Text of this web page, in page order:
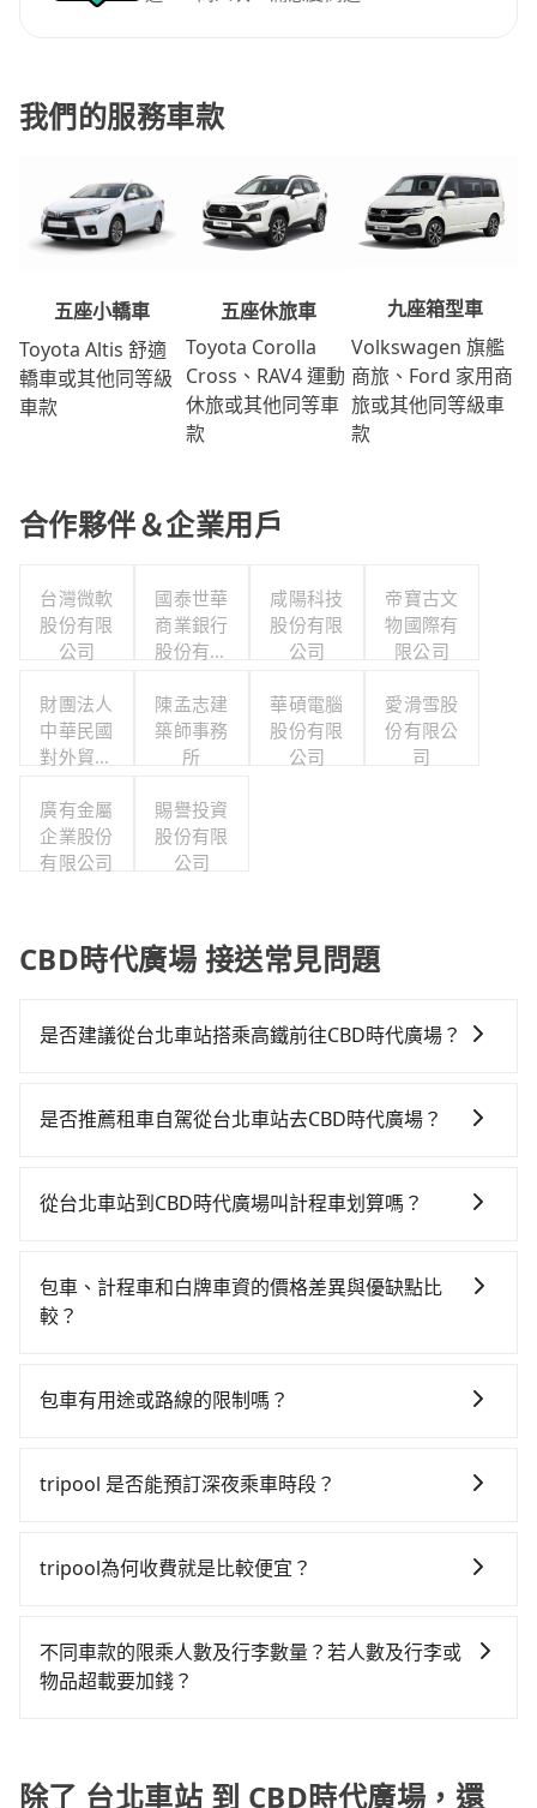
我們的服務車款
五座小轎車
Toyota Altis 舒適
轎車或其他同等級
車款
五座休旅車
Toyota Corolla
Cross、RAV4 運動
休旅或其他同等車
款
九座箱型車
Volkswagen 旗艦
商旅、Ford 家用商
旅或其他同等級車
款
合作夥伴＆企業用戶
台灣微軟
股份有限
公司
國泰世華
商業銀行
股份有限
咸陽科技
股份有限
公司
帝寶古文
物國際有
限公司
財團法人
中華民國
對外貿易
陳孟志建
築師事務
所
華碩電腦
股份有限
公司
愛滑雪股
份有限公
司
廣有金屬
企業股份
有限公司
賜譽投資
股份有限
公司
CBD時代廣場 接送常見問題
是否建議從台北車站搭乘高鐵前往CBD時代廣場？
適、省時、較貴！從最早06:26一直到23:00，台北-台中
月台等車時間約10分鐘，再乘坐47~66分鐘（平均57
後約花17分鐘、車費300元後，抵達CBD時代廣場 (台中
市西屯區) 的目的地。全程加上轉車時間共1小時49分
均花費約790元，費時1小時53分鐘。長距離移動確實搭
還是比較划算的。如果你僅有兩位乘車，也可參考
是否推薦租車自駕從台北車站去CBD時代廣場？
時不需要閉目養神（因為要自己開車），最重要的是你
$115~205承租小轎車，每公里再額外加收$3.2，從台北
車站到CBD時代廣場的花費預估為$2,050~2,650（金額
預估進去，但額外的汽車保險與可能的罰單都需自付。
數超過四位，更是沒有較大的七人座或九人座可供選
修理，每一次租車都好像在開樂透一樣。另外，偶爾也
車或者要載其他乘客的人來說就有不小的風險。最後，
雖然路邊隨租隨還看似方便，但實際使用時還是有其區
從台北車站到CBD時代廣場叫計程車划算嗎？
灣大車隊、Uber、Line Taxi、Yoxi等，如果在路邊攔不
到車，也可考慮打電話至台北車站附近的計程車隊，如
如改預約tripool可省高達$2,400。綜合以上，無論在價
包車、計程車和白牌車資的價格差異與優缺點比
較？
包車：優點是搭乘舒適可以根據自己的需求安排時間和
車：優點是24小時隨叫隨到，價格按錶計費，但若遇交
性和服務質量無法保障，需要自行承擔風險，遇到狀況
包車有用途或路線的限制嗎？
方，只要是長途交通且途中遵守台灣法律，無論是清明
檢疫、預約叫車、機場接送、定期洗腎、包月上下班，
司報帳打統編，在結帳時可以受理，並於乘車後一週內
寄出電子收據。
tripool 是否能預訂深夜乘車時段？
tripool為何收費就是比較便宜？
一次使用tripool的會擔心價格比市價便宜不少，是不是
因為司機素質比較差、車上會有煙味、或者車齡過大，
配戴口罩。tripool之所以能將價格壓在市價7~8折的主
不同車款的限乘人數及行李數量？若人數及行李或
物品超載要加錢？
身行李與兩個30吋行李箱 五人座休旅車可乘坐四位乘
除了 台北車站 到 CBD時代廣場，還